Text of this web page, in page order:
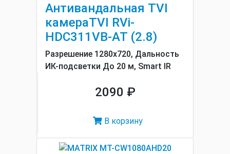
Антивандальная TVI
камераTVI RVi-
HDC311VB-AT (2.8)
Разрешение 1280x720, Дальность
ИК-подсветки До 20 м, Smart IR
2090 ₽
В корзину